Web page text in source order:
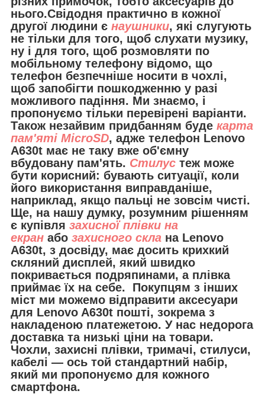
нього.Свідодня практично в кожної
другої людини є наушники, які слугують
не тільки для того, щоб слухати музику,
ну і для того, щоб розмовляти по
мобільному телефону відомо, що
телефон безпечніше носити в чохлі,
щоб запобігти пошкодженню у разі
можливого падіння. Ми знаємо, і
пропонуємо тільки перевірені варіанти.
Також незайвим придбанням буде карта
пам'яті MicroSD, адже телефон Lenovo
A630t має не таку вже об'ємну
вбудовану пам'ять. Стилус теж може
бути корисний: бувають ситуації, коли
його використання виправданіше,
наприклад, якщо пальці не зовсім чисті.
Ще, на нашу думку, розумним рішенням
є купівля захисної плівки на
екран або захисного скла на Lenovo
A630t, з досвіду, має досить крихкий
скляний дисплей, який швидко
покривається подряпинами, а плівка
приймає їх на себе. Покупцям з інших
міст ми можемо відправити аксесуари
для Lenovo A630t пошті, зокрема з
накладеною платежетою. У нас недорога
доставка та низькі ціни на товари.
Чохли, захисні плівки, тримачі, стилуси,
кабелі — ось той стандартний набір,
який ми пропонуємо для кожного
смартфона.